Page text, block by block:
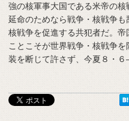
強の核軍事大国である米帝の
延命のためなら戦争・核戦争
核戦争を促進する共犯者だ。
ことこそが世界戦争・核戦争
装を断じて許さず、今夏８・